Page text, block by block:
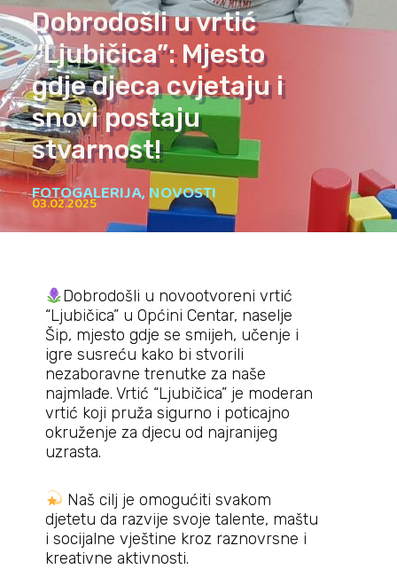
Dobrodošli u vrtić
“Ljubičica”: Mjesto
gdje djeca cvjetaju i
snovi postaju
stvarnost!
FOTOGALERIJA,NOVOSTI
03.02.2025
Dobrodošli u novootvoreni vrtić
“Ljubičica” u Općini Centar, naselje
Šip, mjesto gdje se smijeh, učenje i
igre susreću kako bi stvorili
nezaboravne trenutke za naše
najmlađe. Vrtić “Ljubičica” je moderan
vrtić koji pruža sigurno i poticajno
okruženje za djecu od najranijeg
uzrasta.
Naš cilj je omogućiti svakom
djetetu da razvije svoje talente, maštu
i socijalne vještine kroz raznovrsne i
kreativne aktivnosti.